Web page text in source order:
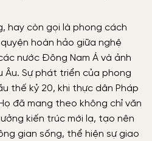
hay còn gọi là phong cách
hoàn hảo giữa nghệ
nước Đông Nam Á và ảnh
Âu. Sự phát triển của phong
thế kỷ 20, khi thực dân Pháp
đã mang theo không chỉ văn
kiến trúc mới lạ, tạo nên
gian sống, thể hiện sự giao